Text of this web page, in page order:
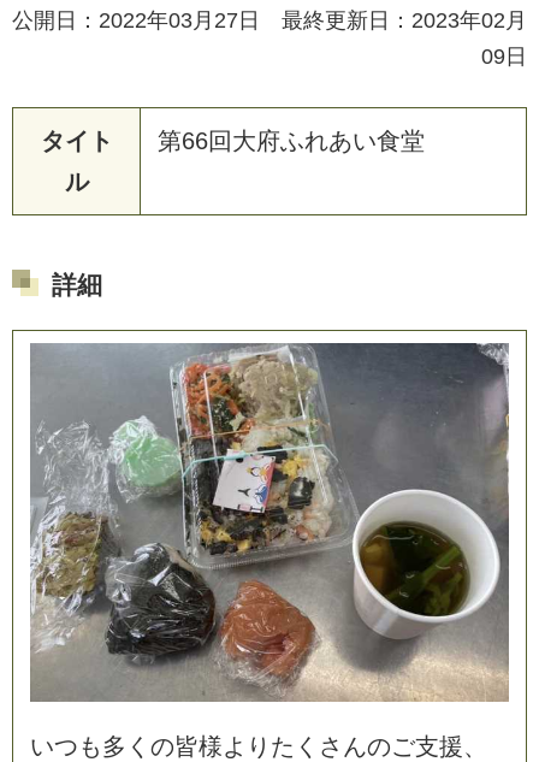
公開日：2022年03月27日 最終更新日：2023年02月
09日
タイト
ル
第66回大府ふれあい食堂
詳細
いつも多 く の皆様よ り た く さ んのご支援、